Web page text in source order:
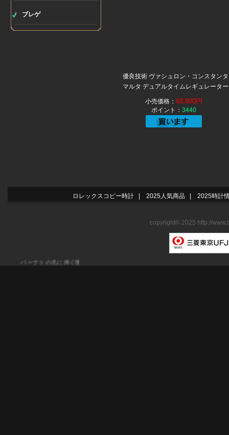
ブレゲ
優良技術 ヴァシュロン・コンスタン
マルタ デュアルタイムレギュレーター
42005/000G-8900(K11厰)
小売価格： 68,800円
ポイント： 3440
ロレックスコピー時計 2025人気商品 2025時計
copyright© 2025 http://
バーナトの名に捧ぐ勝利の軌跡ブライトリング ベントレー バーナト レー